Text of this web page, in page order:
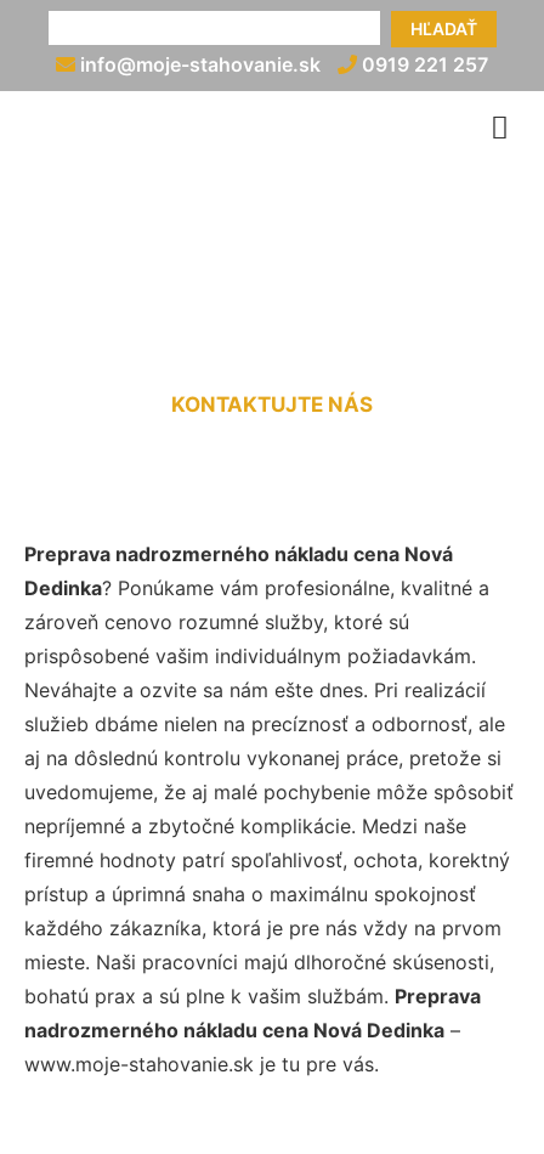
HĽADAŤ
info@moje-stahovanie.sk 0919 221 257
KONTAKTUJTE NÁS
Preprava nadrozmerného nákladu cena Nová
Dedinka? Ponúkame vám profesionálne, kvalitné a
zároveň cenovo rozumné služby, ktoré sú
prispôsobené vašim individuálnym požiadavkám.
Neváhajte a ozvite sa nám ešte dnes. Pri realizácií
služieb dbáme nielen na precíznosť a odbornosť, ale
aj na dôslednú kontrolu vykonanej práce, pretože si
uvedomujeme, že aj malé pochybenie môže spôsobiť
nepríjemné a zbytočné komplikácie. Medzi naše
firemné hodnoty patrí spoľahlivosť, ochota, korektný
prístup a úprimná snaha o maximálnu spokojnosť
každého zákazníka, ktorá je pre nás vždy na prvom
mieste. Naši pracovníci majú dlhoročné skúsenosti,
bohatú prax a sú plne k vašim službám. Preprava
nadrozmerného nákladu cena Nová Dedinka –
www.moje-stahovanie.sk je tu pre vás.